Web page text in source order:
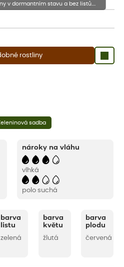
rostliny
v dormantním stavu a bez listů.
níže, než je uvedená výška,
sadba
nároky na vláhu
vlhká
polo suchá
barva
listu
zelená
barva
květu
žlutá
barva
plodu
červená